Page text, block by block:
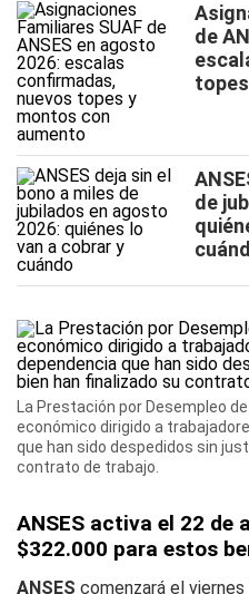
de
de
La Prestación por Desempleo
económico dirigido a
que han sido despedidos sin
contrato de trabajo.
ANSES activa el 22 de
$322.000 para estos
ANSES comenzará el